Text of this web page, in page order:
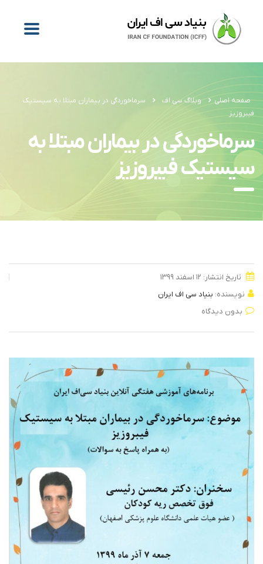
صفحه اصلی وبلاگ سی اف
سرماخوردگی در بیماران مبتلا به سیستیک
فیبروزیز
سرماخوردگی در بیماران مبتلا به
سیستیک فیبروزیز
تاریخ انتشار: ۱۲ اسفند ۱۳۹۹
نویسنده: بنیاد سی اف ایران
بدون دیدگاه